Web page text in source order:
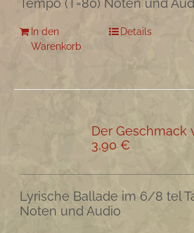
Tempo (T=80) Noten und
In den
Warenkorb
Details
Der Geschmack
3,90€
Lyrische Ballade im 6/8 tel
Noten und Audio